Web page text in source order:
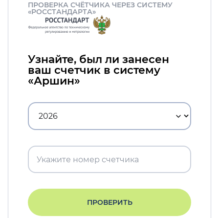
ПРОВЕРКА СЧЁТЧИКА ЧЕРЕЗ СИСТЕМУ
«РОССТАНДАРТА»
Узнайте, был ли занесен
ваш счетчик в систему
«Аршин»
ПРОВЕРИТЬ